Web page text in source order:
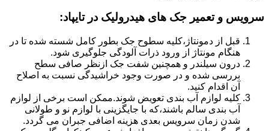
سرویس و تعمیر جک های هیدرولیک در تایپاد:
قبل از دمونتاژ،کلیه سطوح جک بطور کامل شسته شده تا در
هنگام مونتاژ از ورود ذرات آلودگی جلوگیری شود.
درون سیلندر و همچنین شفت جک ازنظر صافی سطح
بررسی شده و در صورت وجود خراشیدگی نسبت به اصلاح
آن اقدام کنید.
کلیه لوازم آب بندی تعویض شوند.ممکن است برخی از لوازم
آب بندی سالم باشند،که با جایگزینی با لوازم نو و طولانی
شدن زمان سرویس بعدی هزینه اضافی جبران می گردد.